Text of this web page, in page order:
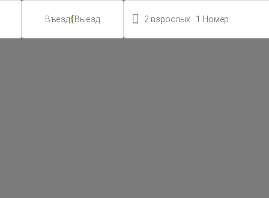
Въезд{Выезд  2 взрослых 1 Номер